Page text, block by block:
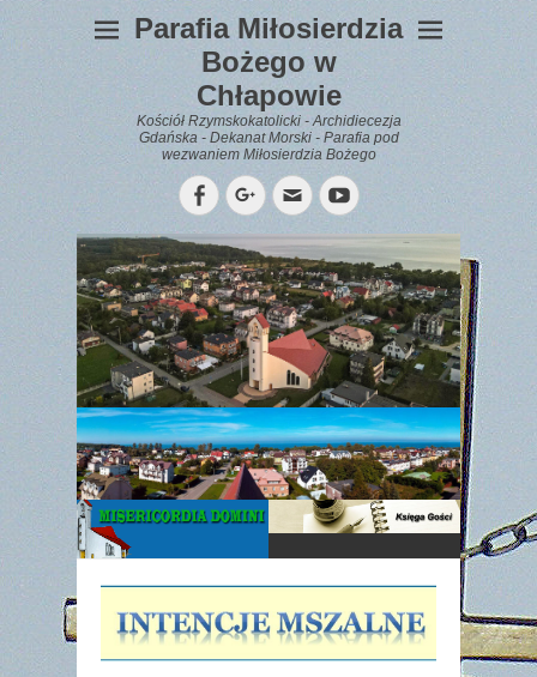
Parafia Miłosierdzia
Bożego w
Chłapowie
Kościół Rzymskokatolicki - Archidiecezja
Gdańska - Dekanat Morski - Parafia pod
wezwaniem Miłosierdzia Bożego
FacebookGoogleplus
EmailYouTube
WYPOCZYNEK
Gazetka
Parafialna